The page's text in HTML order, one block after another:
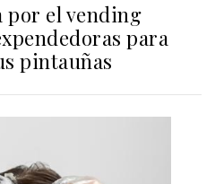
por el vending
para
pintauñas